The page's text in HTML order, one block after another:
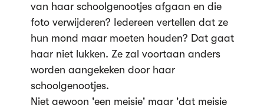
van haar schoolgenootjes afgaan en die
foto verwijderen? Iedereen vertellen dat ze
hun mond maar moeten houden? Dat gaat
haar niet lukken. Ze zal voortaan anders
worden aangekeken door haar
schoolgenootjes.
Niet gewoon 'een meisje' maar 'dat meisje